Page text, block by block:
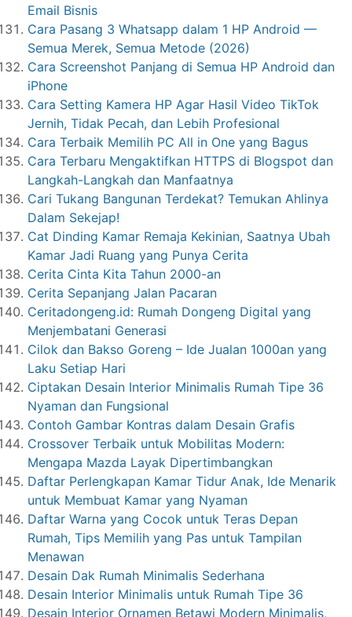
Email Bisnis
Cara Pasang 3 Whatsapp dalam 1 HP Android —
Semua Merek, Semua Metode (2026)
Cara Screenshot Panjang di Semua HP Android dan
iPhone
Cara Setting Kamera HP Agar Hasil Video TikTok
Jernih, Tidak Pecah, dan Lebih Profesional
Cara Terbaik Memilih PC All in One yang Bagus
Cara Terbaru Mengaktifkan HTTPS di Blogspot dan
Langkah-Langkah dan Manfaatnya
Cari Tukang Bangunan Terdekat? Temukan Ahlinya
Dalam Sekejap!
Cat Dinding Kamar Remaja Kekinian, Saatnya Ubah
Kamar Jadi Ruang yang Punya Cerita
Cerita Cinta Kita Tahun 2000-an
Cerita Sepanjang Jalan Pacaran
Ceritadongeng.id: Rumah Dongeng Digital yang
Menjembatani Generasi
Cilok dan Bakso Goreng – Ide Jualan 1000an yang
Laku Setiap Hari
Ciptakan Desain Interior Minimalis Rumah Tipe 36
Nyaman dan Fungsional
Contoh Gambar Kontras dalam Desain Grafis
Crossover Terbaik untuk Mobilitas Modern:
Mengapa Mazda Layak Dipertimbangkan
Daftar Perlengkapan Kamar Tidur Anak, Ide Menarik
untuk Membuat Kamar yang Nyaman
Daftar Warna yang Cocok untuk Teras Depan
Rumah, Tips Memilih yang Pas untuk Tampilan
Menawan
Desain Dak Rumah Minimalis Sederhana
Desain Interior Minimalis untuk Rumah Tipe 36
Desain Interior Ornamen Betawi Modern Minimalis,